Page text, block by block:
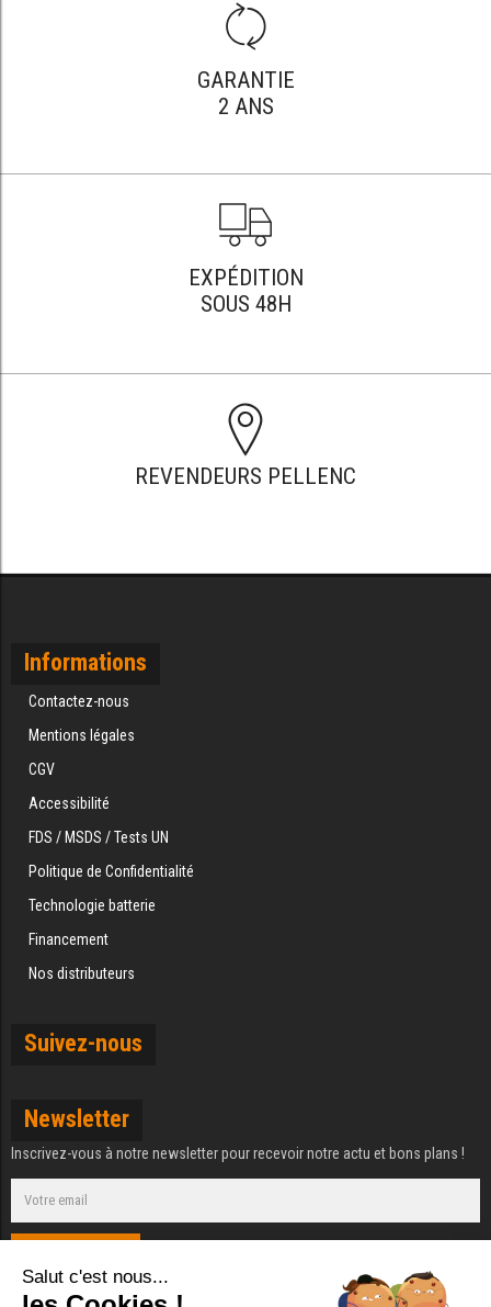
GARANTIE
2 ANS
EXPÉDITION
SOUS 48H
REVENDEURS PELLENC
Informations
Contactez-nous
Mentions légales
CGV
Accessibilité
FDS / MSDS / Tests UN
Politique de Confidentialité
Technologie batterie
Financement
Nos distributeurs
Suivez-nous
Newsletter
Inscrivez-vous à notre newsletter pour recevoir notre actu et bons plans !